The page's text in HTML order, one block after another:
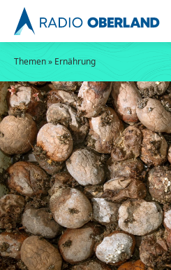
Newsreader
Themen» Ernährung